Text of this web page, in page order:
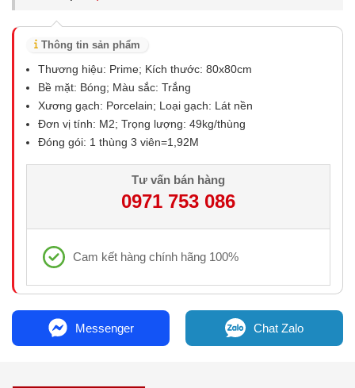
Thông tin sản phẩm
Thương hiệu: Prime; Kích thước: 80x80cm
Bề mặt: Bóng; Màu sắc: Trắng
Xương gạch: Porcelain; Loại gạch: Lát nền
Đơn vị tính: M2; Trọng lượng: 49kg/thùng
Đóng gói: 1 thùng 3 viên=1,92M
Tư vấn bán hàng
0971 753 086
Cam kết hàng chính hãng 100%
Messenger Chat Zalo